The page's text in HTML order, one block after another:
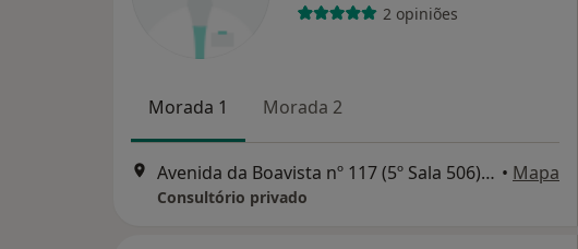
2 opiniões
Morada 1 Morada 2
Avenida da Boavista nº 117 (5º Sala 506), Porto • Mapa
Consultório privado